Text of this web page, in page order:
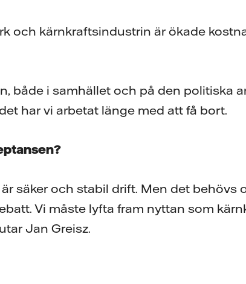
och kärnkraftsindustrin är ökade
både i samhället och på den politiska
har vi arbetat länge med att få bort.
säker och stabil drift. Men det behövs
Vi måste lyfta fram nyttan som
Jan Greisz.